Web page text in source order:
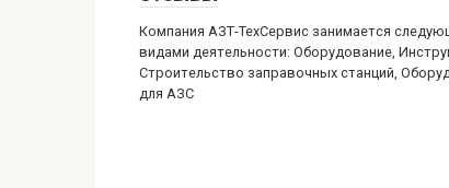
Компания АЗТ-ТехСервис занимается
видами деятельности: Оборудование,
Строительство заправочных станций,
для АЗС